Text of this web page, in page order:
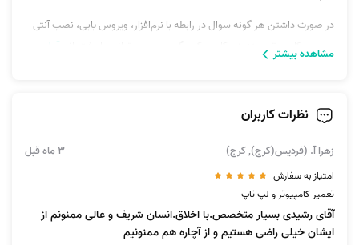
در صورت داشتن هر گونه سوال در رابطه با نرم‌افزار، ویروس یابی، نصب آنتی
ویروس،کامپیوتر، ویندوز، بکاپ، بکاپ گیری و... می‌توانید با پشتیبانی
قالیشویی کرج، تعمیر یخچال کرج و... را در منزل ارائه می دهد. شما می‌توانید
شهر را ببینید و در صورت نیاز سفارش خودتان را ثبت کنید.
مشاهده بیشتر
نظرات کاربران
زهرا آ. (فردیس(کرج), کرج) 3 ماه قبل
امتیاز به سفارش
تعمیر کامپیوتر و لپ تاپ
آقای رشیدی بسیار متخصص.با اخلاق.انسان شریف و عالی ممنونم از
ایشان خیلی راضی هستیم و از آچاره هم ممنونیم